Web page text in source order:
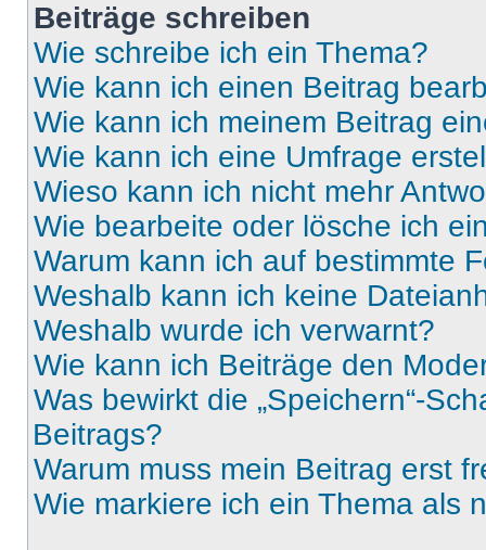
Beiträge schreiben
Wie schreibe ich ein Thema?
Wie kann ich einen Beitrag
Wie kann ich meinem Beitrag
Wie kann ich eine Umfrage
Wieso kann ich nicht mehr
Wie bearbeite oder lösche ich
Warum kann ich auf bestimmte
Weshalb kann ich keine
Weshalb wurde ich verwarnt?
Wie kann ich Beiträge den
Was bewirkt die „Speichern“-
Beitrags?
Warum muss mein Beitrag erst
Wie markiere ich ein Thema als